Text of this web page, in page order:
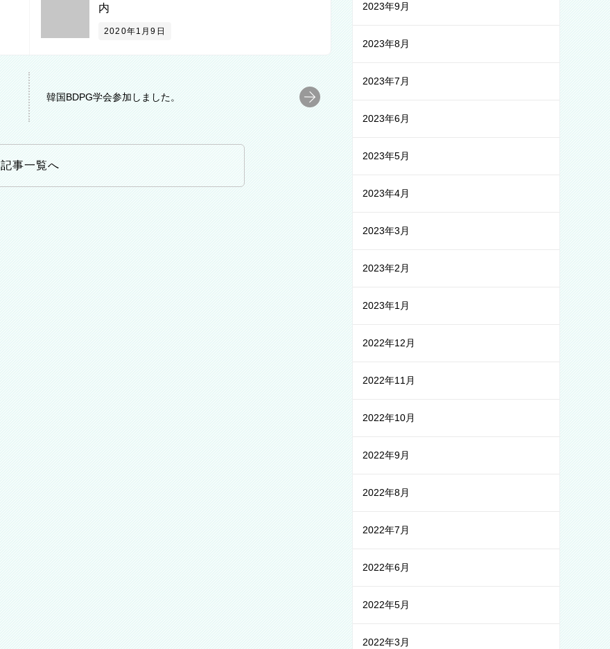
内
2020年1月9日
韓国BDPG学会参加しました。
記事一覧へ
2023年9月
2023年8月
2023年7月
2023年6月
2023年5月
2023年4月
2023年3月
2023年2月
2023年1月
2022年12月
2022年11月
2022年10月
2022年9月
2022年8月
2022年7月
2022年6月
2022年5月
2022年3月